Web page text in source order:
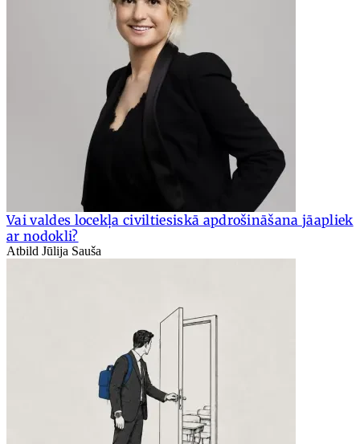
Vai valdes locekļa civiltiesiskā apdrošināšana jāapliek
ar nodokli?
Atbild Jūlija Sauša